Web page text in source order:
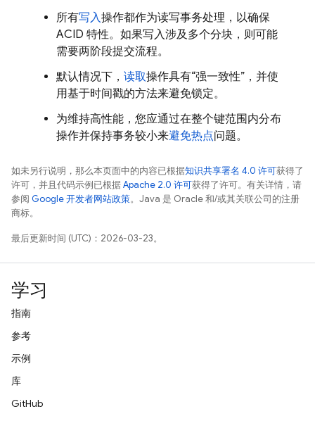
所有写入操作都作为读写事务处理，以确保
ACID 特性。如果写入涉及多个分块，则可能
需要两阶段提交流程。
默认情况下， 读取操作具有“强一致性”，并使
用基于时间戳的方法来避免锁定。
为维持高性能，您应通过在整个键范围内分布
操作并保持事务较小来避免热点问题。
如未另行说明，那么本页面中的内容已根据知识共享署名 4.0 许可获得了
许可，并且代码示例已根据Apache 2.0 许可获得了许可。有关详情，请
参阅 Google 开发者网站政策。Java 是 Oracle 和/或其关联公司的注册
商标。
最后更新时间 (UTC)：2026-03-23。
学习
指南
参考
示例
库
GitHub